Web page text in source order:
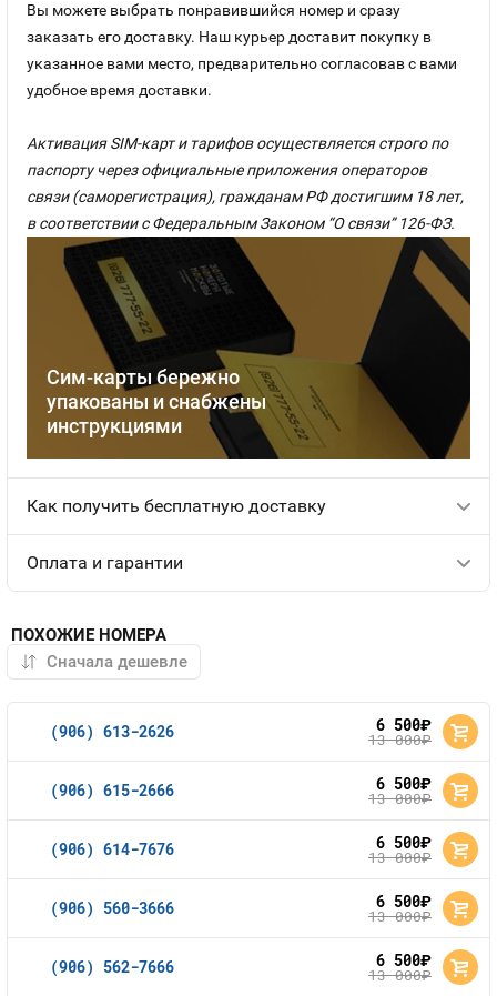
Сим-карты бережно
упакованы и снабжены
инструкциями
Вы можете выбрать понравившийся номер и сразу
заказать его доставку. Наш курьер доставит покупку в
указанное вами место, предварительно согласовав с вами
удобное время доставки.
Активация SIM-карт и тарифов осуществляется строго по
паспорту через официальные приложения операторов
связи (саморегистрация), гражданам РФ достигшим 18 лет,
в соответствии с Федеральным Законом “О связи” 126-ФЗ.
Как получить бесплатную доставку
Оплата и гарантии
ПОХОЖИЕ НОМЕРА
(906) 613-2626 6 500руб.
13 000руб.
(906) 615-2666 6 500руб.
13 000руб.
(906) 614-7676 6 500руб.
13 000руб.
(906) 560-3666 6 500руб.
13 000руб.
(906) 562-7666 6 500руб.
13 000руб.